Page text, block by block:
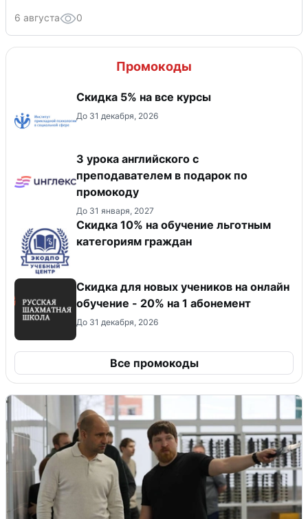
6 августа 0
Промокоды
Скидка 5% на все курсы
До 31 декабря, 2026
3 урока английского с
преподавателем в подарок по
промокоду
До 31 января, 2027
Скидка 10% на обучение льготным
категориям граждан
Скидка для новых учеников на онлайн
обучение - 20% на 1 абонемент
До 31 декабря, 2026
Все промокоды